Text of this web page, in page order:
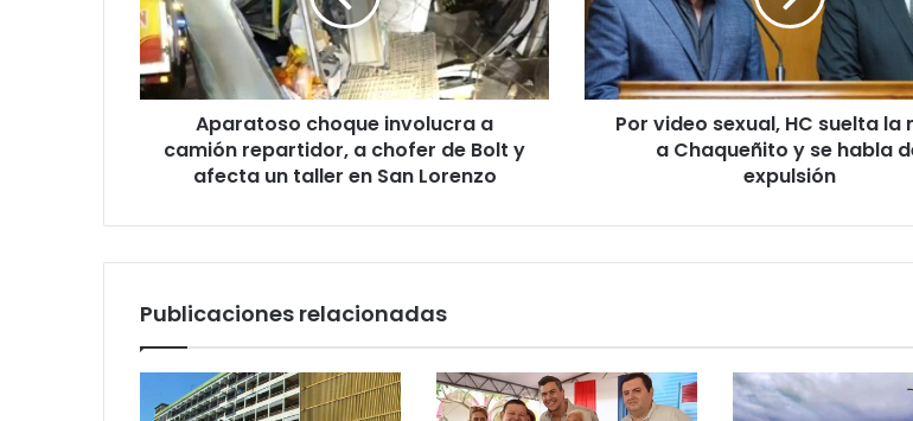
Aparatoso choque involucra a
camión repartidor, a chofer de Bolt y
afecta un taller en San Lorenzo
Por video sexual, HC suelta la
a Chaqueñito y se habla
expulsión
Publicaciones relacionadas